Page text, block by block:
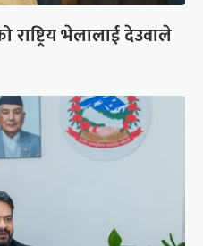
भेलालाई देउवाले